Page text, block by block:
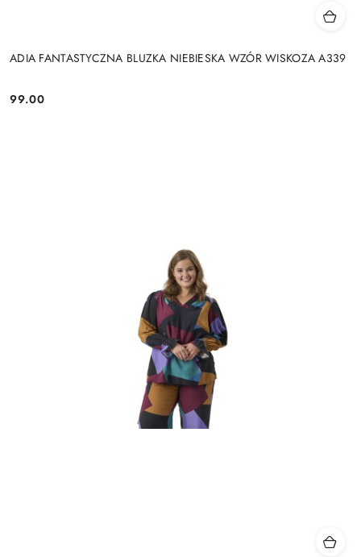
ADIA FANTASTYCZNA BLUZKA NIEBIESKA WZÓR WISKOZA A339
Cena:
99.00